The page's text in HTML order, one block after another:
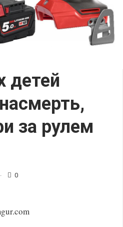
детей
за рулем
0